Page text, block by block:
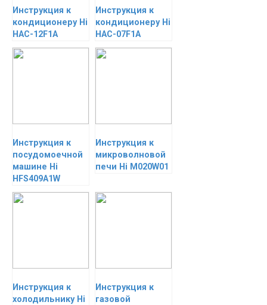
Инструкция к
кондиционеру Hi
HAC-12F1A
Инструкция к
кондиционеру Hi
HAC-07F1A
Инструкция к
посудомоечной
машине Hi
HFS409A1W
Инструкция к
микроволновой
печи Hi M020W01
Инструкция к
холодильнику Hi
Инструкция к
газовой